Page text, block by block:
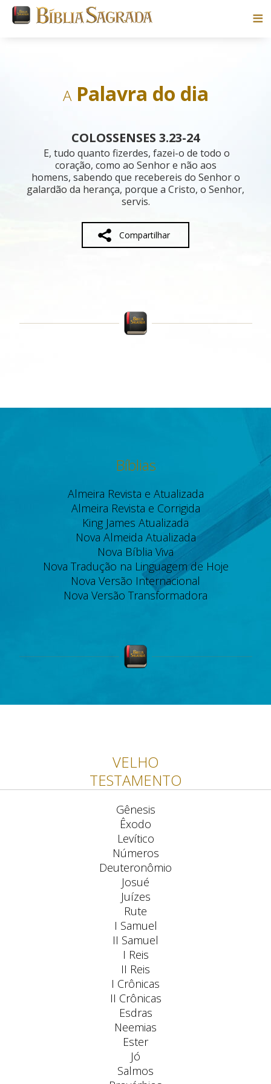
Blog
Parceiros
APalavra do dia
COLOSSENSES 3.23-24
E, tudo quanto fizerdes, fazei-o de todo o
coração, como ao Senhor e não aos
homens, sabendo que recebereis do Senhor o
galardão da herança, porque a Cristo, o Senhor,
servis.
Compartilhar
Bíblias
Almeira Revista e Atualizada
Almeira Revista e Corrigida
King James Atualizada
Nova Almeida Atualizada
Nova Bíblia Viva
Nova Tradução na Linguagem de Hoje
Nova Versão Internacional
Nova Versão Transformadora
VELHO
TESTAMENTO
Gênesis
Êxodo
Levítico
Números
Deuteronômio
Josué
Juízes
Rute
I Samuel
II Samuel
I Reis
II Reis
I Crônicas
II Crônicas
Esdras
Neemias
Ester
Jó
Salmos